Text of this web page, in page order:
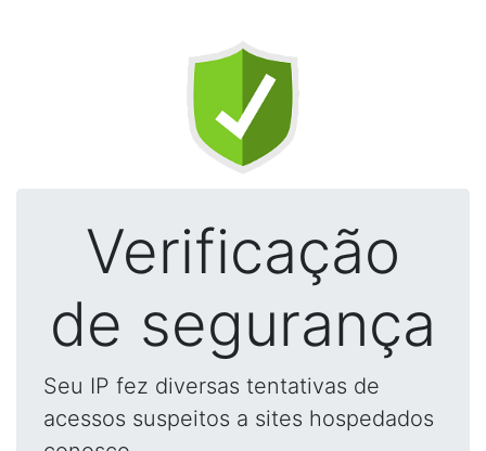
Verificação
de segurança
Seu IP fez diversas tentativas de
acessos suspeitos a sites hospedados